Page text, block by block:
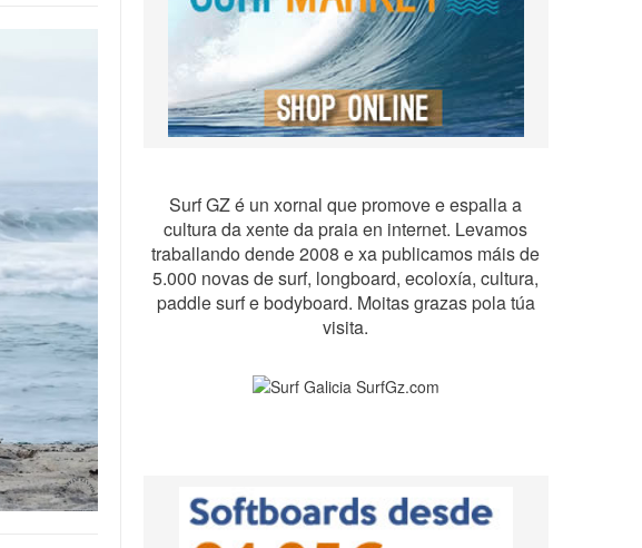
Surf GZ é un xornal que promove e espalla a
cultura da xente da praia en internet. Levamos
traballando dende 2008 e xa publicamos máis de
5.000 novas de surf, longboard, ecoloxía, cultura,
paddle surf e bodyboard. Moitas grazas pola túa
visita.